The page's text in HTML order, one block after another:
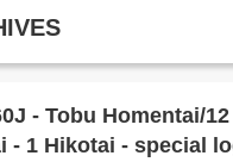
- Tobu Homentai/
- 1 Hikotai - special